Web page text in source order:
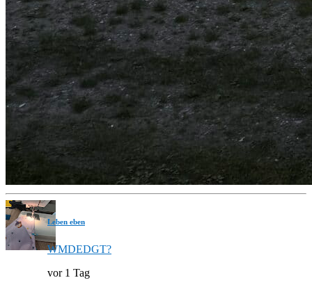
Leben eben
WMDEDGT?
vor 1 Tag